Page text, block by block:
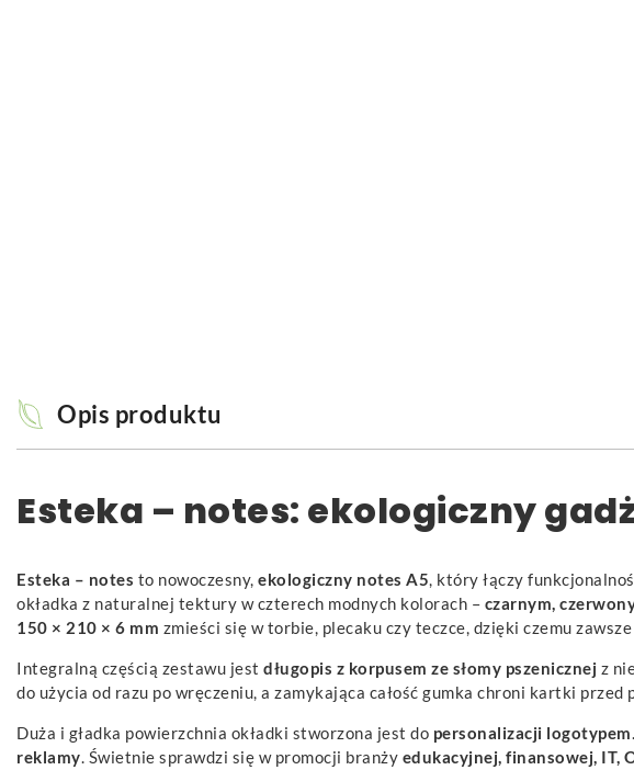
Opis produktu
Esteka – notes: ekologiczny
Esteka – notes to nowoczesny, ekologiczny notes A5, który łączy
okładka z naturalnej tektury w czterech modnych kolorach – czarnym,
150 × 210 × 6 mm zmieści się w torbie, plecaku czy teczce, dzięki czemu
Integralną częścią zestawu jest długopis z korpusem ze słomy pszenicznej z
do użycia od razu po wręczeniu, a zamykająca całość gumka chroni kartki
Duża i gładka powierzchnia okładki stworzona jest do personalizacji logotypem
reklamy. Świetnie sprawdzi się w promocji branży edukacyjnej, finansowej, IT,